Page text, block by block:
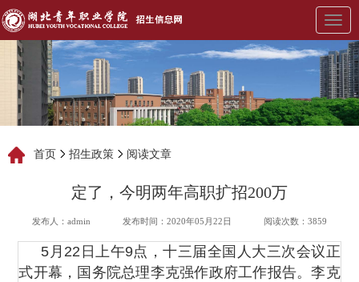
展
开
导
航
首页 招生政策 阅读文章
定了，今明两年高职扩招200万
发布人：admin 发布时间：2020年05月22日 阅读次数：3859
5月22日上午9点，十三届全国人大三次会议正
式开幕，国务院总理李克强作政府工作报告。李克